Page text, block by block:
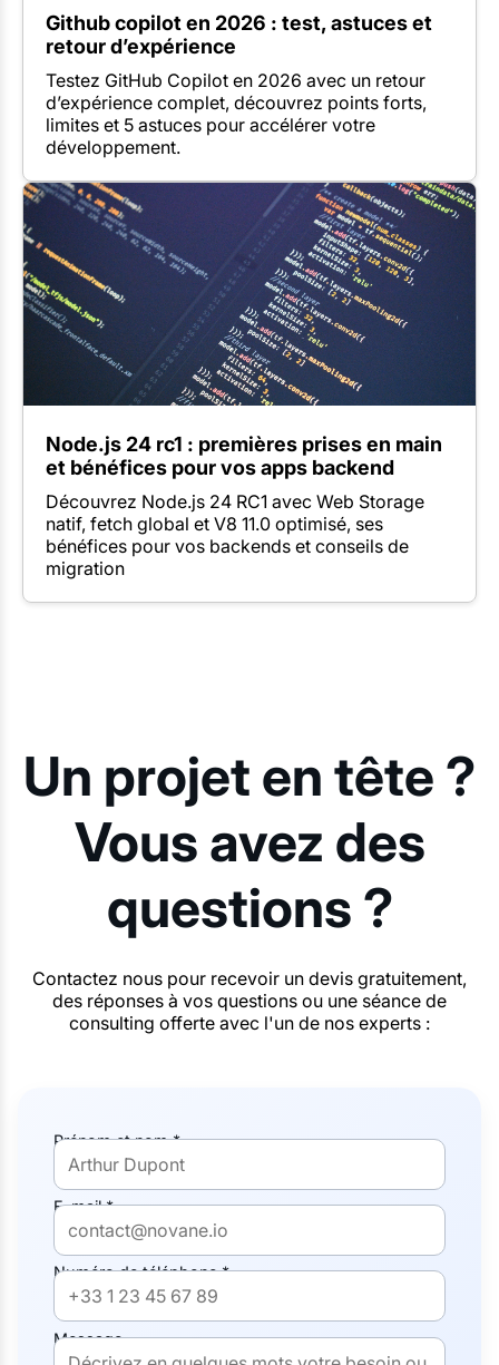
Github copilot en 2026 : test, astuces et
retour d’expérience
Testez GitHub Copilot en 2026 avec un retour
d’expérience complet, découvrez points forts,
limites et 5 astuces pour accélérer votre
développement.
Node.js 24 rc1 : premières prises en main
et bénéfices pour vos apps backend
Découvrez Node.js 24 RC1 avec Web Storage
natif, fetch global et V8 11.0 optimisé, ses
bénéfices pour vos backends et conseils de
migration
Un projet en tête ?
Vous avez des
questions ?
Contactez nous pour recevoir un devis gratuitement,
des réponses à vos questions ou une séance de
consulting offerte avec l'un de nos experts :
Prénom et nom *
E-mail *
Numéro de téléphone *
Message